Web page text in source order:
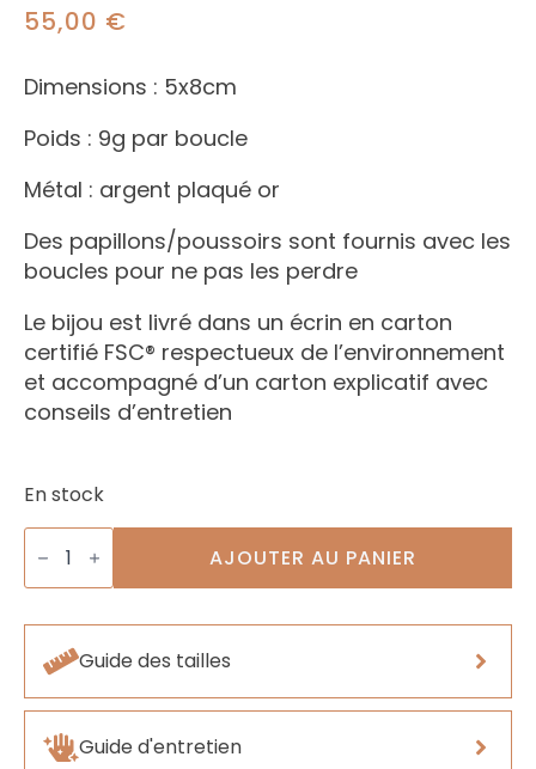
55,00 €
Dimensions : 5x8cm
Poids : 9g par boucle
Métal : argent plaqué or
Des papillons/poussoirs sont fournis avec les
boucles pour ne pas les perdre
Le bijou est livré dans un écrin en carton
certifié FSC® respectueux de l’environnement
et accompagné d’un carton explicatif avec
conseils d’entretien
En stock
quantité
de
Boucles
Vortex
AJOUTER AU PANIER
Guide des tailles
Guide d'entretien